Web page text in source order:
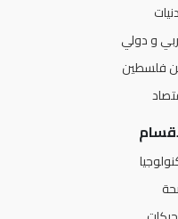
و دولي
فلسطين